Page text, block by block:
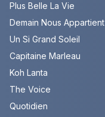
Plus Belle La Vie
Demain Nous Appartient
Un Si Grand Soleil
Capitaine Marleau
Koh Lanta
The Voice
Quotidien